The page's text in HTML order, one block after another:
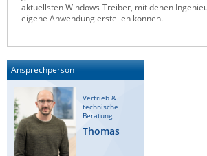
Raritan
Siretta
SIRIO Antenne
Sunbird
Tactical Software
aktuellsten Windows-Treiber, mit denen
eigene Anwendung erstellen können.
Ansprechperson
Vertrieb &
technische
Beratung
Thomas